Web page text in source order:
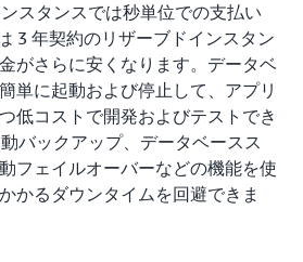
スタンスでは秒単位での支払い
3 年契約のリザーブドインスタン
がさらに安くなります。データベ
単に起動および停止して、アプリ
低コストで開発およびテストでき
バックアップ、データベースス
フェイルオーバーなどの機能を使
かるダウンタイムを回避できま